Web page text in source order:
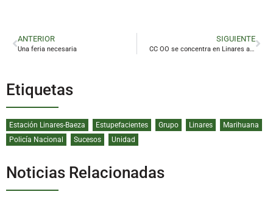
ANTERIOR
Una feria necesaria
SIGUIENTE
CC OO se concentra en Linares ante las «precarias condiciones laborales» en LogiRAIL
Etiquetas
Estación Linares-Baeza Estupefacientes Grupo Linares
Marihuana
Policía Nacional
Sucesos Unidad
Noticias Relacionadas